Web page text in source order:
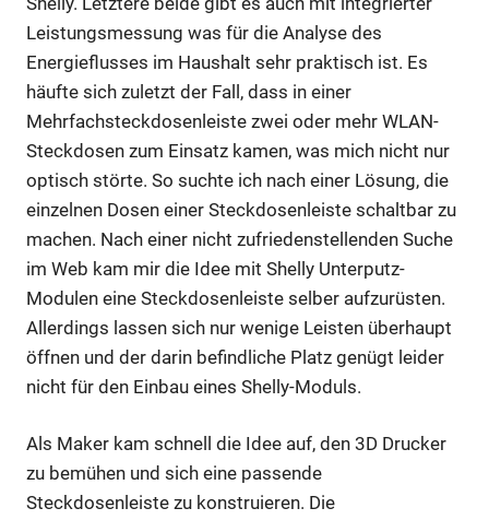
Leistungsmessung was für die Analyse des
Energieflusses im Haushalt sehr praktisch ist. Es
häufte sich zuletzt der Fall, dass in einer
Mehrfachsteckdosenleiste zwei oder mehr WLAN-
Steckdosen zum Einsatz kamen, was mich nicht nur
optisch störte. So suchte ich nach einer Lösung, die
einzelnen Dosen einer Steckdosenleiste schaltbar zu
machen. Nach einer nicht zufriedenstellenden Suche
im Web kam mir die Idee mit Shelly Unterputz-
Modulen eine Steckdosenleiste selber aufzurüsten.
Allerdings lassen sich nur wenige Leisten überhaupt
öffnen und der darin befindliche Platz genügt leider
nicht für den Einbau eines Shelly-Moduls.
Als Maker kam schnell die Idee auf, den 3D Drucker
zu bemühen und sich eine passende
Steckdosenleiste zu konstruieren. Die